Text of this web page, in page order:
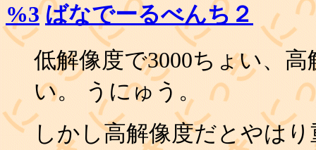
%3 ばなでーるべんち２
低解像度で3000ちょい、
い。 うにゅう。
しかし高解像度だとやは